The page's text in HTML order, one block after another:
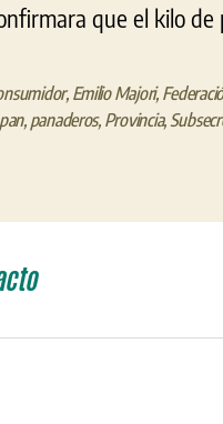
que el kilo
, Emilio Majori,
pan, panaderos, Provincia,